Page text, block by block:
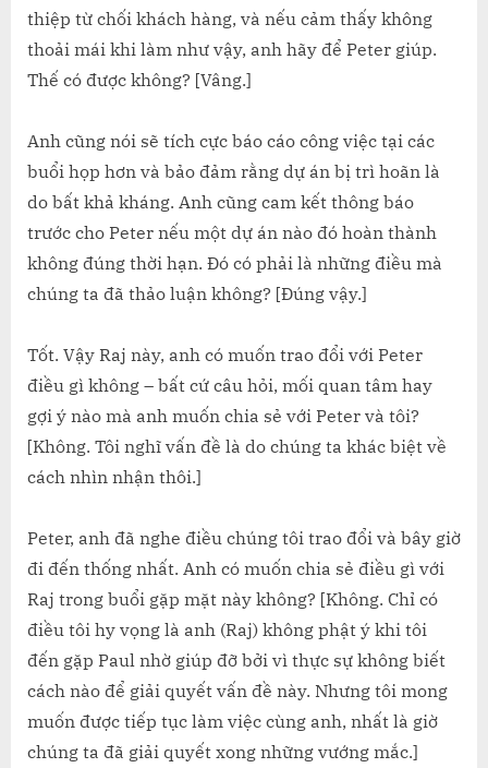
thiệp từ chối khách hàng, và nếu cảm thấy không
thoải mái khi làm như vậy, anh hãy để Peter giúp.
Thế có được không? [Vâng.]
Anh cũng nói sẽ tích cực báo cáo công việc tại các
buổi họp hơn và bảo đảm rằng dự án bị trì hoãn là
do bất khả kháng. Anh cũng cam kết thông báo
trước cho Peter nếu một dự án nào đó hoàn thành
không đúng thời hạn. Đó có phải là những điều mà
chúng ta đã thảo luận không? [Đúng vậy.]
Tốt. Vậy Raj này, anh có muốn trao đổi với Peter
điều gì không – bất cứ câu hỏi, mối quan tâm hay
gợi ý nào mà anh muốn chia sẻ với Peter và tôi?
[Không. Tôi nghĩ vấn đề là do chúng ta khác biệt về
cách nhìn nhận thôi.]
Peter, anh đã nghe điều chúng tôi trao đổi và bây giờ
đi đến thống nhất. Anh có muốn chia sẻ điều gì với
Raj trong buổi gặp mặt này không? [Không. Chỉ có
điều tôi hy vọng là anh (Raj) không phật ý khi tôi
đến gặp Paul nhờ giúp đỡ bởi vì thực sự không biết
cách nào để giải quyết vấn đề này. Nhưng tôi mong
muốn được tiếp tục làm việc cùng anh, nhất là giờ
chúng ta đã giải quyết xong những vướng mắc.]